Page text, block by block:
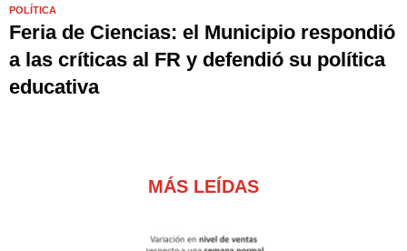
POLÍTICA
Feria de Ciencias: el Municipio respondió
a las críticas al FR y defendió su política
educativa
MÁS LEÍDAS